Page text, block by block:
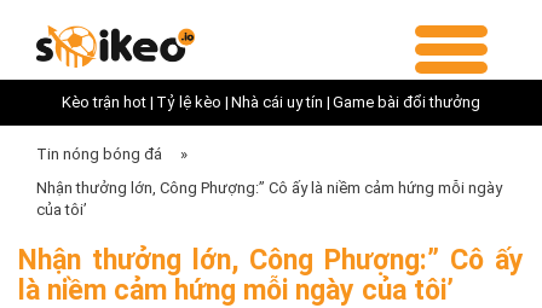
Kèo trận hot | Tỷ lệ kèo | Nhà cái uy tín | Game bài đổi thưởng
Tin nóng bóng đá
»
Nhận thưởng lớn, Công Phượng:” Cô ấy là niềm cảm hứng mỗi ngày
của tôi’
Nhận thưởng lớn, Công Phượng:” Cô ấy
là niềm cảm hứng mỗi ngày của tôi’